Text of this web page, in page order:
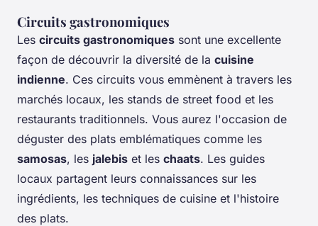
Circuits gastronomiques
Les circuits gastronomiques sont une excellente
façon de découvrir la diversité de la cuisine
indienne. Ces circuits vous emmènent à travers les
marchés locaux, les stands de street food et les
restaurants traditionnels. Vous aurez l'occasion de
déguster des plats emblématiques comme les
samosas, les jalebis et les chaats. Les guides
locaux partagent leurs connaissances sur les
ingrédients, les techniques de cuisine et l'histoire
des plats.